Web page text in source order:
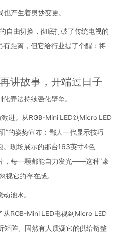
产生着奥妙变更。
自由切换，彻底打破了传统电视的
距离，但它给行业提了个醒：将
讲故事，开端过日子
弄法持续强化壁垒。
进。从RGB-Mini LED到Micro LED
”的姿势宣布：鄙人一代显示技巧
。现场展示的那台163英寸4色
，每一颗都能自力发光——这种“壕
视它的存在感。
池水。
RGB-Mini LED电视到Micro LED
矩阵。固然有人质疑它的供给链整